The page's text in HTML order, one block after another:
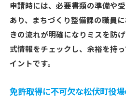
申請時には、必要書類の準備や
あり、まちづくり整備課の職員
きの流れが明確になりミスを防
式情報をチェックし、余裕を持
イントです。
免許取得に不可欠な松伏町役